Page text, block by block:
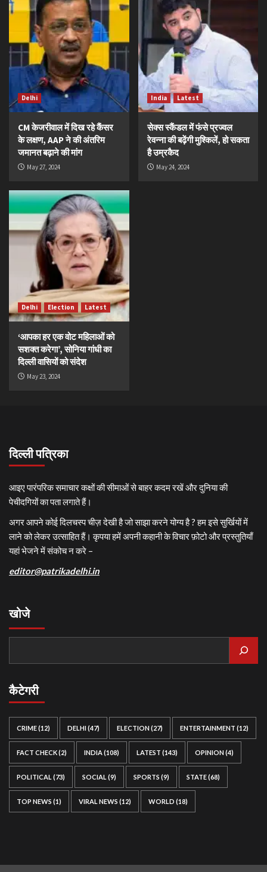
Delhi
CM केजरीवाल में दिख रहे कैंसर
के लक्षण, AAP ने की अंतरिम
जमानत बढ़ाने की मांग
May 27, 2024
India Latest
सेक्स स्कैंडल में फंसे प्रज्वल
रेवन्ना की बढ़ेंगी मुश्किलें, हो सकता
है उम्रकैद
May 24, 2024
Delhi Election Latest
‘आपका हर एक वोट महिलाओं को
सशक्त करेगा’, सोनिया गांधी का
दिल्ली वासियों को संदेश
May 23, 2024
दिल्ली पत्रिका
आइए पारंपरिक समाचार कक्षों की सीमाओं से बाहर कदम रखें और दुनिया की
पेचीदगियों का पता लगाते हैं।
अगर आपने कोई दिलचस्प चीज़ देखी है जो साझा करने योग्य है ? हम इसे सुर्खियों में
लाने को लेकर उत्साहित हैं। कृपया हमें अपनी कहानी के विचार फ़ोटो और प्रस्तुतियाँ
यहां भेजने में संकोच न करे –
editor@patrikadelhi.in
खोजे
कैटेगरी
CRIME(12) DELHI(47) ELECTION(27) ENTERTAINMENT (12)
FACT CHECK(2) INDIA(108) LATEST (143) OPINION(4)
POLITICAL (73) SOCIAL (9) SPORTS (9) STATE(68)
TOP NEWS (1) VIRAL NEWS (12) WORLD (18)